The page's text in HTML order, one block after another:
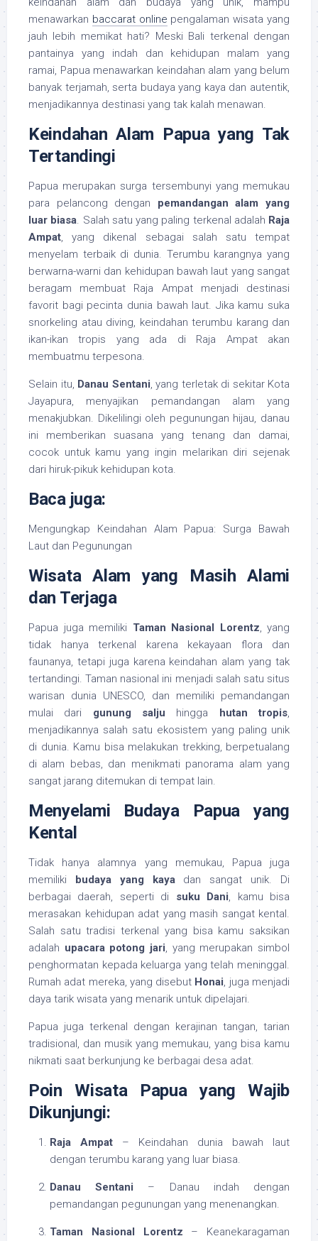
menawarkan baccarat online pengalaman wisata yang
jauh lebih memikat hati? Meski Bali terkenal dengan
pantainya yang indah dan kehidupan malam yang
ramai, Papua menawarkan keindahan alam yang belum
banyak terjamah, serta budaya yang kaya dan autentik,
menjadikannya destinasi yang tak kalah menawan.
Keindahan Alam Papua yang Tak
Tertandingi
Papua merupakan surga tersembunyi yang memukau
para pelancong dengan pemandangan alam yang
luar biasa. Salah satu yang paling terkenal adalah Raja
Ampat, yang dikenal sebagai salah satu tempat
menyelam terbaik di dunia. Terumbu karangnya yang
berwarna-warni dan kehidupan bawah laut yang sangat
beragam membuat Raja Ampat menjadi destinasi
favorit bagi pecinta dunia bawah laut. Jika kamu suka
snorkeling atau diving, keindahan terumbu karang dan
ikan-ikan tropis yang ada di Raja Ampat akan
membuatmu terpesona.
Selain itu, Danau Sentani, yang terletak di sekitar Kota
Jayapura, menyajikan pemandangan alam yang
menakjubkan. Dikelilingi oleh pegunungan hijau, danau
ini memberikan suasana yang tenang dan damai,
cocok untuk kamu yang ingin melarikan diri sejenak
dari hiruk-pikuk kehidupan kota.
Baca juga:
Mengungkap Keindahan Alam Papua: Surga Bawah
Laut dan Pegunungan
Wisata Alam yang Masih Alami
dan Terjaga
Papua juga memiliki Taman Nasional Lorentz, yang
tidak hanya terkenal karena kekayaan flora dan
faunanya, tetapi juga karena keindahan alam yang tak
tertandingi. Taman nasional ini menjadi salah satu situs
warisan dunia UNESCO, dan memiliki pemandangan
mulai dari gunung salju hingga hutan tropis,
menjadikannya salah satu ekosistem yang paling unik
di dunia. Kamu bisa melakukan trekking, berpetualang
di alam bebas, dan menikmati panorama alam yang
sangat jarang ditemukan di tempat lain.
Menyelami Budaya Papua yang
Kental
Tidak hanya alamnya yang memukau, Papua juga
memiliki budaya yang kayadan sangat unik. Di
berbagai daerah, seperti di suku Dani, kamu bisa
merasakan kehidupan adat yang masih sangat kental.
Salah satu tradisi terkenal yang bisa kamu saksikan
adalah upacara potong jari, yang merupakan simbol
penghormatan kepada keluarga yang telah meninggal.
Rumah adat mereka, yang disebut Honai, juga menjadi
daya tarik wisata yang menarik untuk dipelajari.
Papua juga terkenal dengan kerajinan tangan, tarian
tradisional, dan musik yang memukau, yang bisa kamu
nikmati saat berkunjung ke berbagai desa adat.
Poin Wisata Papua yang Wajib
Dikunjungi:
Raja Ampat – Keindahan dunia bawah laut
dengan terumbu karang yang luar biasa.
Danau Sentani – Danau indah dengan
pemandangan pegunungan yang menenangkan.
Taman Nasional Lorentz – Keanekaragaman